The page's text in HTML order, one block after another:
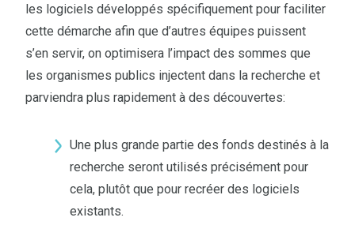
les logiciels développés spécifiquement pour faciliter
cette démarche afin que d’autres équipes puissent
s’en servir, on optimisera l’impact des sommes que
les organismes publics injectent dans la recherche et
parviendra plus rapidement à des découvertes:
Une plus grande partie des fonds destinés à la
recherche seront utilisés précisément pour
cela, plutôt que pour recréer des logiciels
existants.